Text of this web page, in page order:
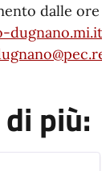
dalle
dugnano.mi.it
più: